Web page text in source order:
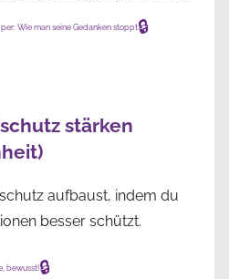
🔒
stärken
aufbaust, indem du
besser schützt.
🔒